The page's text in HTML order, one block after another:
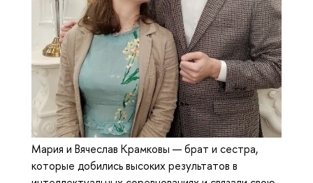
Мария и Вячеслав Крамковы — брат и сестра,
которые добились высоких результатов в